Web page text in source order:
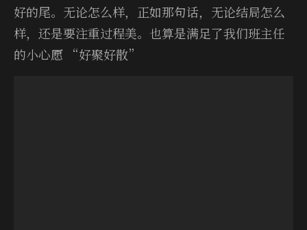
好的尾。无论怎么样，正如那句话，无论结局怎么
样，还是要注重过程美。也算是满足了我们班主任
的小心愿 “好聚好散”